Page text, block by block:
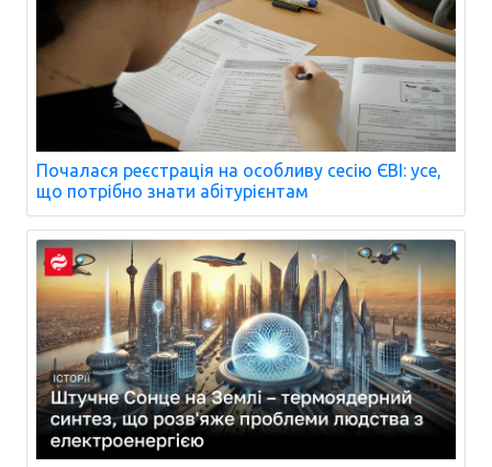
Почалася реєстрація на особливу сесію ЄВІ: усе,
що потрібно знати абітурієнтам